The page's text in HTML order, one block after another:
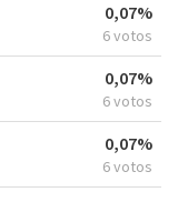
0,07%
6 votos
0,07%
6 votos
0,07%
6 votos